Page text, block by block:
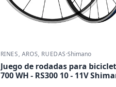
RINES, AROS, RUEDAS·Shimano
Juego de rodadas para
700 WH - RS300 10 - 11V